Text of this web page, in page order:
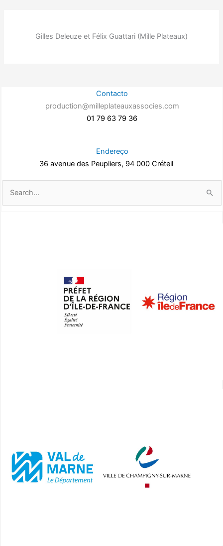
Gilles Deleuze et Félix Guattari (Mille Plateaux)
Contacto
production@milleplateauxassocies.com
01 79 63 79 36
Endereço
36 avenue des Peupliers, 94 000 Créteil
por: